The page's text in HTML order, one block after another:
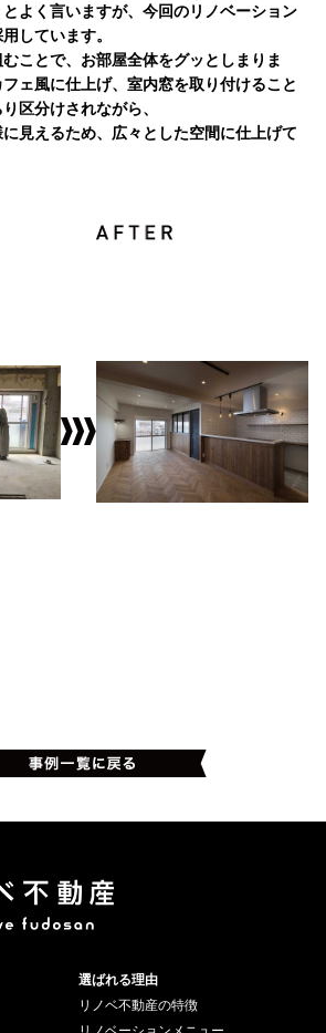
よく言いますが、今回のリノベーション
しています。
ことで、お部屋全体をグッとしまりま
ェ風に仕上げ、室内窓を取り付けること
区分けされながら、
見えるため、広々とした空間に仕上げて
選ばれる理由
リノベ不動産の特徴